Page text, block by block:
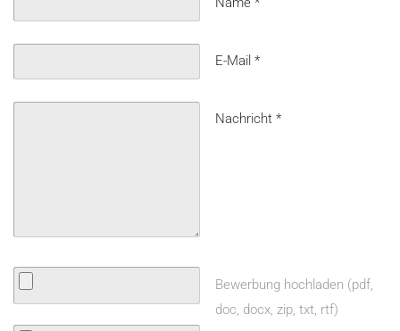
E-Mail *
Nachricht *
Bewerbung hochladen (pdf,
doc, docx, zip, txt, rtf)